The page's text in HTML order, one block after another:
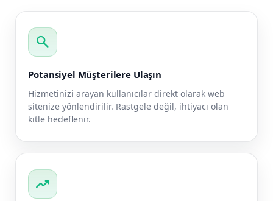
search
Potansiyel Müşterilere Ulaşın
Hizmetinizi arayan kullanıcılar direkt olarak web
sitenize yönlendirilir. Rastgele değil, ihtiyacı olan
kitle hedeflenir.
trending_up